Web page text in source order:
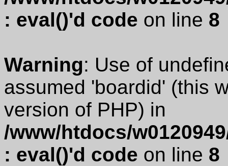
: eval()'d code on line 8
Warning: Use of
assumed 'boardid' (this
version of PHP) in
/www/htdocs/
: eval()'d code on line 8